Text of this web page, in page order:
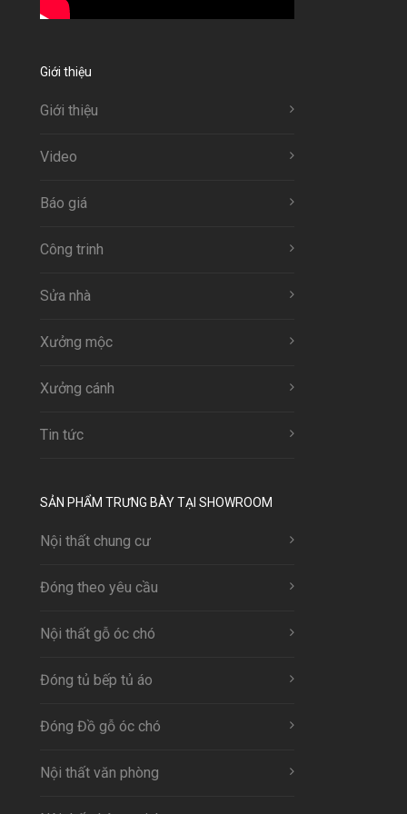
Giới thiệu
Giới thiệu
Video
Báo giá
Công trinh
Sửa nhà
Xưởng mộc
Xưởng cánh
Tin tức
SẢN PHẨM TRƯNG BÀY TẠI SHOWROOM
Nội thất chung cư
Đóng theo yêu cầu
Nội thất gỗ óc chó
Đóng tủ bếp tủ áo
Đóng Đồ gỗ óc chó
Nội thất văn phòng